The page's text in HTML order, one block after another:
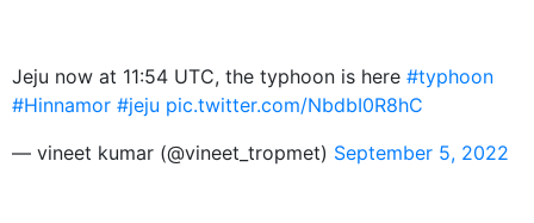
Jeju now at 11:54 UTC, the typhoon is here #typhoon
#Hinnamor #jeju pic.twitter.com/NbdbI0R8hC
— vineet kumar (@vineet_tropmet) September 5, 2022